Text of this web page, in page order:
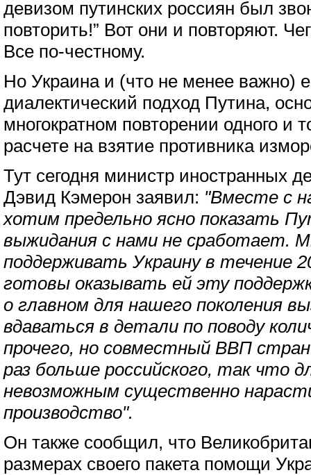
девизом путинских россиян был
повторить!” Вот они и повторяют.
Все по-честному.
Но Украина и (что не менее важно)
диалектический подход Путина,
многократном повторении одного и
расчете на взятие противника
Тут сегодня министр иностранных
Дэвид Кэмерон заявил: "Вместе с
хотим предельно ясно показать
выжидания с нами не сработает.
поддерживать Украину в течение
готовы оказывать ей эту
о главном для нашего поколения
вдаваться в детали по поводу
прочего, но совместный ВВП
раз больше российского, так что
невозможным существенно
производство".
Он также сообщил, что
размерах своего пакета помощи